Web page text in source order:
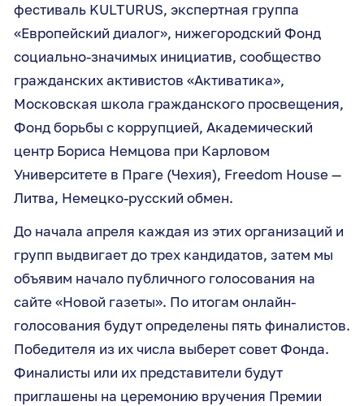
фестиваль KULTURUS, экспертная группа
«Европейский диалог», нижегородский Фонд
социально-значимых инициатив, сообщество
гражданских активистов «Активатика»,
Московская школа гражданского просвещения,
Фонд борьбы с коррупцией, Академический
центр Бориса Немцова при Карловом
Университете в Праге (Чехия), Freedom House —
Литва, Немецко-русский обмен.
До начала апреля каждая из этих организаций и
групп выдвигает до трех кандидатов, затем мы
объявим начало публичного голосования на
сайте «Новой газеты». По итогам онлайн-
голосования будут определены пять финалистов.
Победителя из их числа выберет совет Фонда.
Финалисты или их представители будут
приглашены на церемонию вручения Премии